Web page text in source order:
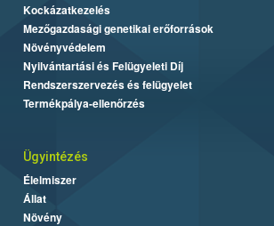
Kockázatkezelés
Mezőgazdasági genetikai erőforrások
Növényvédelem
Nyilvántartási és Felügyeleti Díj
Rendszerszervezés és felügyelet
Termékpálya-ellenőrzés
Ügyintézés
Élelmiszer
Állat
Növény